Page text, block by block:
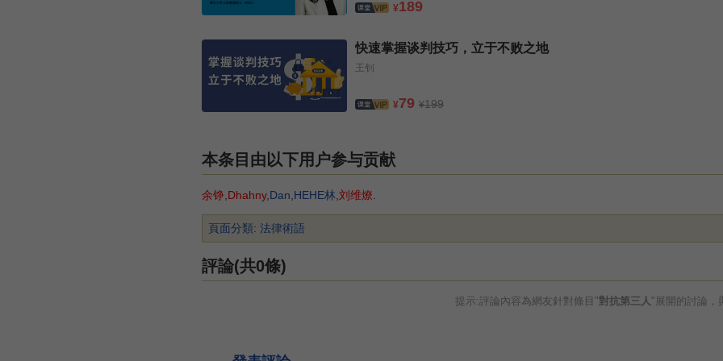
¥189
快速掌握谈判技巧，立于不败之地
王钊
¥79 ¥199
本条目由以下用户参与贡献
余铮 Dhahny, Dan HEHE林 刘维燎
頁面分類: 法律術語
評論(共0條)
提示:評論內容為網友針對條目"對抗第三人 "展開的討論，